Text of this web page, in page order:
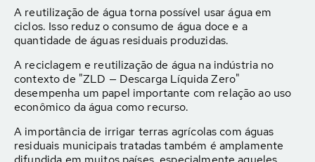
A reutilização de água torna possível usar água em
ciclos. Isso reduz o consumo de água doce e a
quantidade de águas residuais produzidas.
A reciclagem e reutilização de água na indústria no
contexto de "ZLD — Descarga Líquida Zero"
desempenha um papel importante com relação ao uso
econômico da água como recurso.
A importância de irrigar terras agrícolas com águas
residuais municipais tratadas também é amplamente